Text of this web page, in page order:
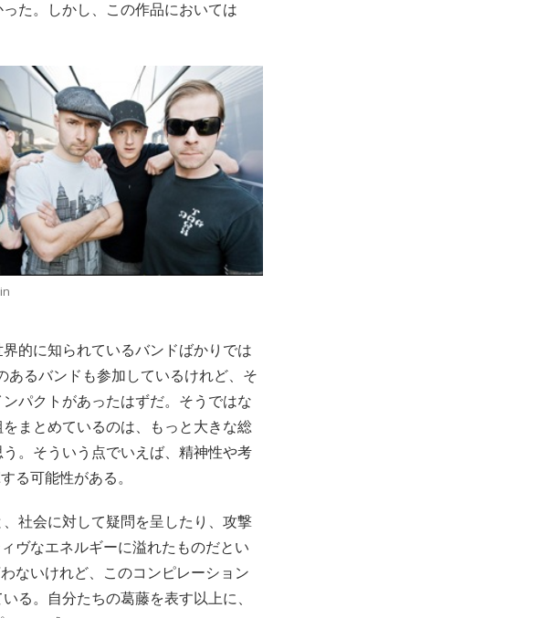
た。しかし、この作品においては
的に知られているバンドばかりでは
あるバンドも参加しているけれど、そ
パクトがあったはずだ。そうではな
まとめているのは、もっと大きな総
。そういう点でいえば、精神性や考
る可能性がある。
社会に対して疑問を呈したり、攻撃
ヴなエネルギーに溢れたものだとい
ないけれど、このコンピレーション
る。自分たちの葛藤を表す以上に、